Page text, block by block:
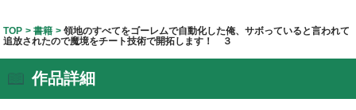
TOP 書籍
領地のすべてをゴーレムで自動化した俺、サボっていると言われて
追放されたので魔境をチート技術で開拓します！ ３
作品詳細